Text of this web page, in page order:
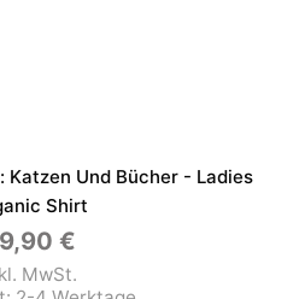
Katzen Und Bücher - Ladies
Shirt
€
MwSt.